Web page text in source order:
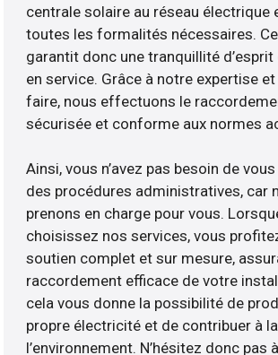
centrale solaire au réseau électrique
toutes les formalités nécessaires.
garantit donc une tranquillité
en service. Grâce à notre expertise
faire, nous effectuons le
sécurisée et conforme aux normes
Ainsi, vous n’avez pas besoin de
des procédures administratives, car
prenons en charge pour vous.
choisissez nos services, vous
soutien complet et sur mesure,
raccordement efficace de votre
cela vous donne la possibilité de
propre électricité et de contribuer à
l’environnement. N’hésitez donc pas